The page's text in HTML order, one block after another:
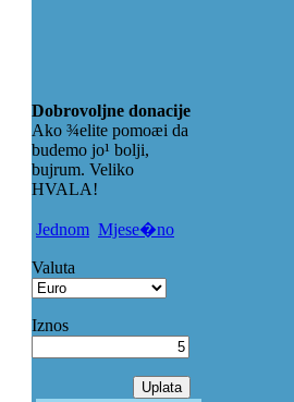
Dobrovoljne donacije
Ako ¾elite pomoæi da
budemo jo¹ bolji,
bujrum. Veliko
HVALA!
Jednom Mjese�no
Valuta
Iznos